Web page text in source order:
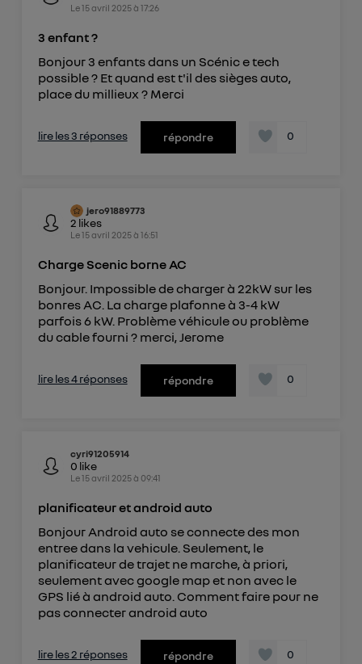
Le15 avril 2025à 17:26
3 enfant ?
Bonjour 3 enfants dans un Scénic e tech
possible ? Et quand est t'il des sièges auto,
place du millieux ? Merci
lire les 3 réponses répondre 0
jero91889773
2 likes
Le15 avril 2025à 16:51
Charge Scenic borne AC
Bonjour. Impossible de charger à 22kW sur les
bonres AC. La charge plafonne à 3-4 kW
parfois 6 kW. Problème véhicule ou problème
du cable fourni ? merci, Jerome
lire les 4 réponses répondre 0
cyri91205914
0 like
Le15 avril 2025à 09:41
planificateur et android auto
Bonjour Android auto se connecte des mon
entree dans la vehicule. Seulement, le
planificateur de trajet ne marche, à priori,
seulement avec google map et non avec le
GPS lié à android auto. Comment faire pour ne
pas connecter android auto
lire les 2 réponses répondre 0